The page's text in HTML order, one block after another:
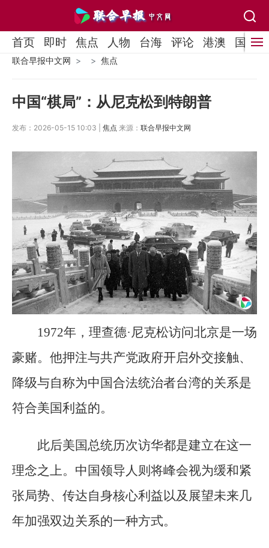
首页 即时 焦点 人物 台海 评论 港澳 国际
联合早报中文网 焦点
中国“棋局”：从尼克松到特朗普
发布：2026-05-15 10:03 | 焦点 来源： 联合早报中文网
1972年，理查德·尼克松访问北京是一场
豪赌。他押注与共产党政府开启外交接触、
降级与自称为中国合法统治者台湾的关系是
符合美国利益的。
此后美国总统历次访华都是建立在这一
理念之上。中国领导人则将峰会视为缓和紧
张局势、传达自身核心利益以及展望未来几
年加强双边关系的一种方式。